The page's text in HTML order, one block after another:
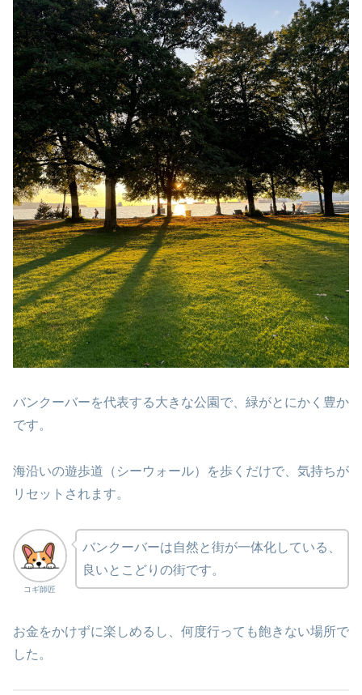
バンクーバーを代表する大きな公園で、緑がとにかく豊か
です。
海沿いの遊歩道（シーウォール）を歩くだけで、気持ちが
リセットされます。
コギ師匠
バンクーバーは自然と街が一体化している、
良いとこどりの街です。
お金をかけずに楽しめるし、何度行っても飽きない場所で
した。